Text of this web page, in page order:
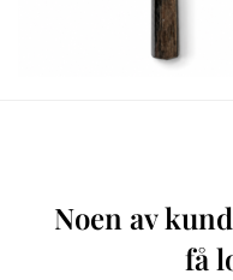
Noen av
få